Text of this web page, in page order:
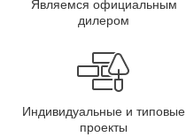
Являемся официальным
дилером
Индивидуальные и типовые
проекты